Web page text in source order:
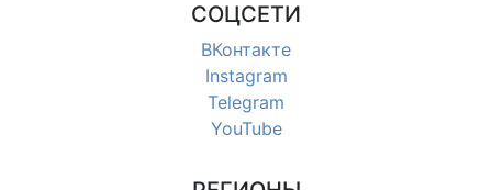
СОЦСЕТИ
ВКонтакте
Instagram
Telegram
YouTube